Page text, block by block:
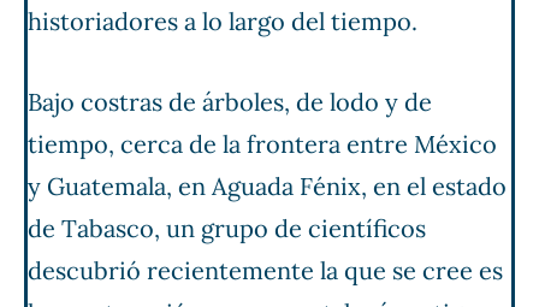
historiadores a lo largo del tiempo.
Bajo costras de árboles, de lodo y de
tiempo, cerca de la frontera entre México
y Guatemala, en Aguada Fénix, en el estado
de Tabasco, un grupo de científicos
descubrió recientemente la que se cree es